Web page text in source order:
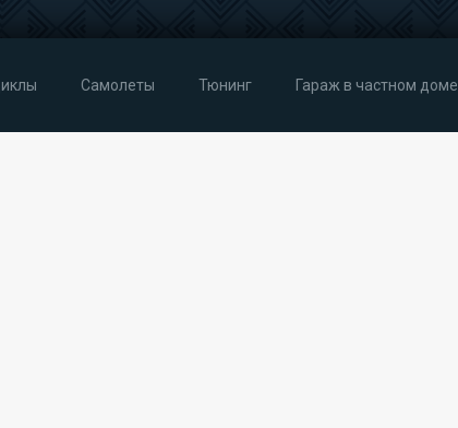
Самолеты Тюнинг Гараж в частном доме